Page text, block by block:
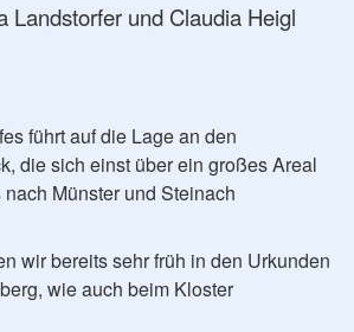
Landstorfer und Claudia Heigl
führt auf die Lage an den
die sich einst über ein großes Areal
Münster und Steinach
wir bereits sehr früh in den Urkunden
wie auch beim Kloster